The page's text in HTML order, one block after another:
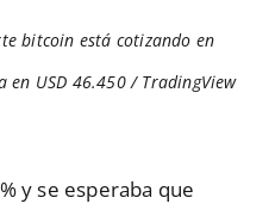
bitcoin está cotizando en
en USD 46.450 / TradingView
y se esperaba que